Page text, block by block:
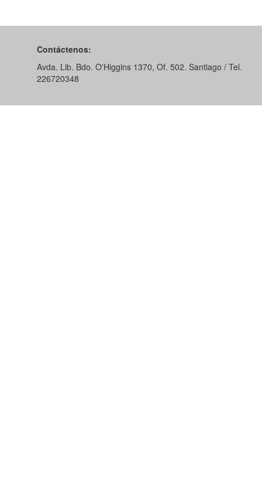
Contáctenos:
Avda. Lib. Bdo. O'Higgins 1370, Of. 502. Santiago / Tel.
226720348